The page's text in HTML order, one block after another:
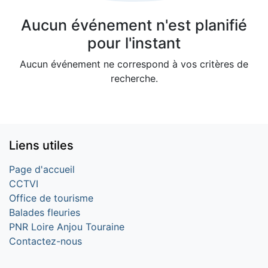
Aucun événement n'est planifié
pour l'instant
Aucun événement ne correspond à vos critères de
recherche.
Liens utiles
Page d'accueil
CCTVI
Office de tourisme
Balades fleuries
PNR Loire Anjou Touraine
Contactez-nous